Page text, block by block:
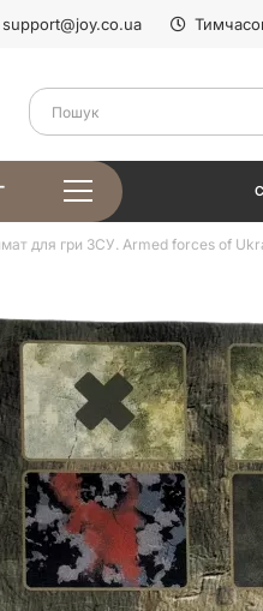
support@joy.co.ua
для гри ЗСУ. Armed forces of